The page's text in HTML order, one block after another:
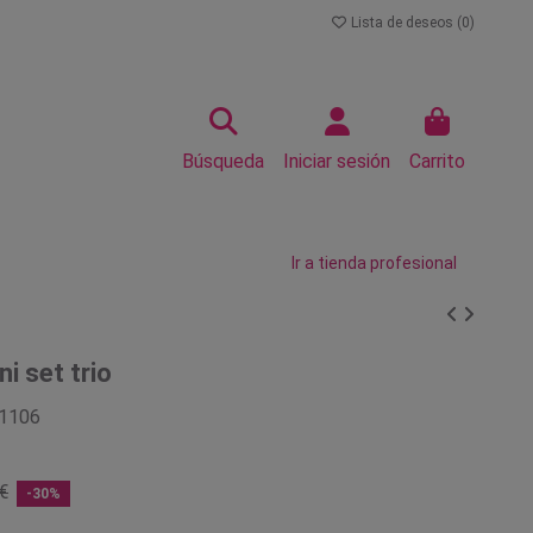
Lista de deseos (0)
Búsqueda Iniciar sesión Carrito
Ir a tienda profesional
set trio
-30%